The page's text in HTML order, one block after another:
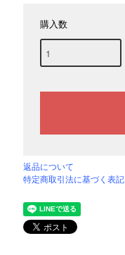
購入数
返品について
特定商取引法に基づく表記